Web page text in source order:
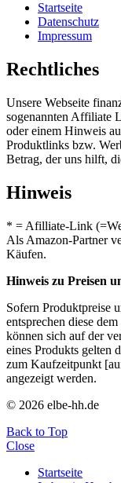
Startseite
Datenschutz
Impressum
Rechtliches
Unsere Webseite
sogenannten Affiliate
oder einem Hinweis
Produktlinks bzw.
Betrag, der uns hilft,
Hinweis
* = Afilliate-Link
Als Amazon-Partner
Käufen.
Hinweis zu Preisen
Sofern Produktpreise
entsprechen diese
können sich auf der
eines Produkts gelten
zum Kaufzeitpunkt
angezeigt werden.
© 2026 elbe-hh.de
Back to Top
Close
Startseite